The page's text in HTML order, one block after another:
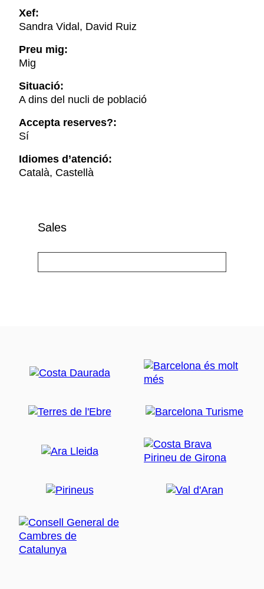
Xef:
Sandra Vidal, David Ruiz
Preu mig:
Mig
Situació:
A dins del nucli de població
Accepta reserves?:
Sí
Idiomes d’atenció:
Català, Castellà
Sales